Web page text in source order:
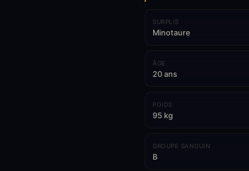
SURPLIS
Minotaure
ÂGE
20 ans
POIDS
95 kg
GROUPE SANGUIN
B